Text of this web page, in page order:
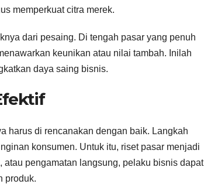
memperkuat citra merek.
dari pesaing. Di tengah pasar yang penuh
keunikan atau nilai tambah. Inilah
daya saing bisnis.
harus di rencanakan dengan baik. Langkah
konsumen. Untuk itu, riset pasar menjadi
pengamatan langsung, pelaku bisnis dapat
produk.